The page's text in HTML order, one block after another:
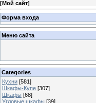
[Мой сайт]
Форма входа
Меню сайта
Categories
Кухни [581]
Шкафы-Купе [307]
Шкафы [68]
Угловые шкафы [39]